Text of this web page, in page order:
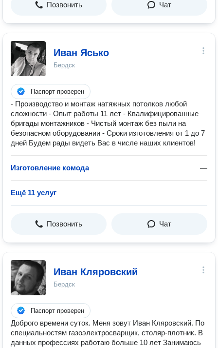
Позвонить Чат
Иван Ясько
Бердск
Паспорт проверен
- Производство и монтаж натяжных потолков любой
сложности - Опыт работы 11 лет - Квалифицированные
бригады монтажников - Чистый монтаж без пыли на
безопасном оборудовании - Сроки изготовления от 1 до 7
дней Будем рады видеть Вас в числе наших клиентов!
Изготовление комода —
Ещё 11 услуг
Позвонить Чат
Иван Кляровский
Бердск
Паспорт проверен
Доброго времени суток. Меня зовут Иван Кляровский. По
специальностям газоэлектросварщик, столяр-плотник. В
данных профессиях работаю больше 10 лет Занимаюсь